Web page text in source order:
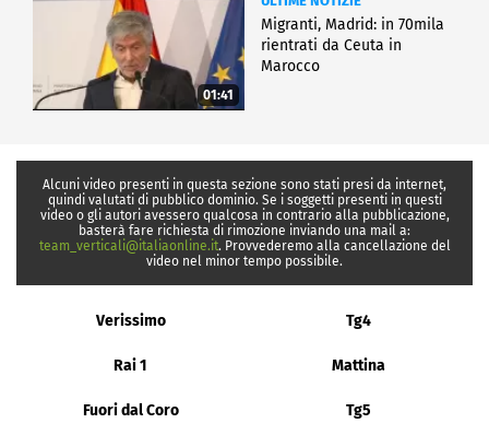
01:41
Migranti, Madrid: in 70mila
rientrati da Ceuta in
Marocco
Alcuni video presenti in questa sezione sono stati presi da internet,
quindi valutati di pubblico dominio. Se i soggetti presenti in questi
video o gli autori avessero qualcosa in contrario alla pubblicazione,
basterà fare richiesta di rimozione inviando una mail a:
team_verticali@italiaonline.it. Provvederemo alla cancellazione del
video nel minor tempo possibile.
Verissimo Tg4
Rai 1 Mattina
Fuori dal Coro Tg5